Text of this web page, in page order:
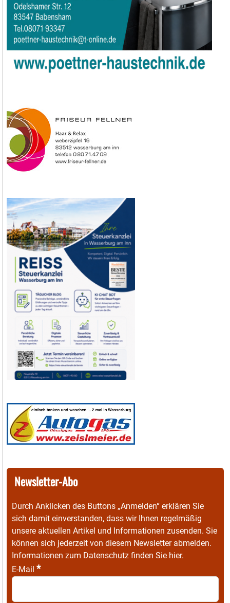
Newsletter-Abo
Durch Anklicken des Buttons „Anmelden“ erklären Sie
sich damit einverstanden, dass wir Ihnen regelmäßig
unsere aktuellen Artikel und Informationen zusenden. Sie
können sich jederzeit von diesem Newsletter abmelden.
Informationen zum Datenschutz finden Sie hier.
E-Mail *